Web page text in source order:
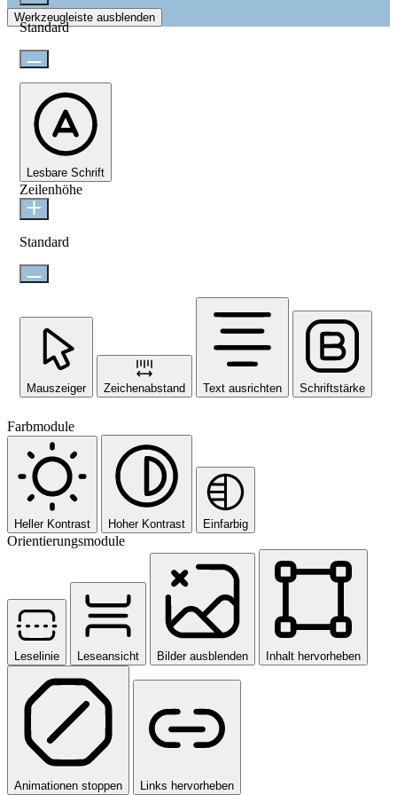
Werkzeugleiste ausblenden
Standard
Lesbare Schrift
Zeilenhöhe
Standard
Mauszeiger Zeichenabstand Text ausrichten Schriftstärke
Farbmodule
Heller Kontrast Hoher Kontrast Einfarbig
Orientierungsmodule
Leselinie Leseansicht Bilder ausblenden Inhalt hervorheben
Animationen stoppen Links hervorheben